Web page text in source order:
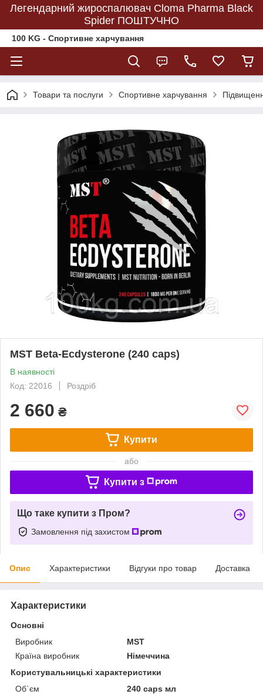
Легендарний жироспалювач Cloma Pharma Black
Spider ПОШТУЧНО
100 KG - Спортивне харчування
Товари та послуги Спортивне харчування
MST Beta-Ecdysterone (240 caps)
В наявності
Код: 22016
Роздріб
2 660 ₴
Купити
або
Купити з
Що таке купити з Пром?
Замовлення під захистом
Опис Характеристики Відгуки про товар Доставка
Характеристики
Основні
Виробник
MST
Країна виробник
Німеччина
Користувальницькі характеристики
Об`єм
240 caps мл